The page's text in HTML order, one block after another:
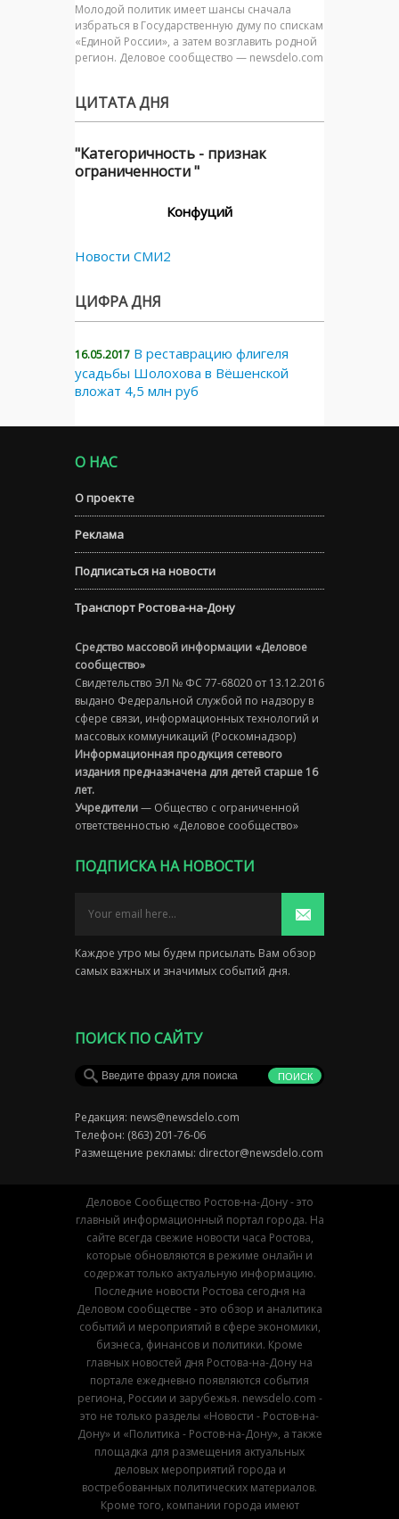
Молодой политик имеет шансы сначала
избраться в Государственную думу по спискам
«Единой России», а затем возглавить родной
регион. Деловое сообщество — newsdelo.com
ЦИТАТА ДНЯ
"Категоричность - признак
ограниченности "
Конфуций
Новости СМИ2
ЦИФРА ДНЯ
16.05.2017 В реставрацию флигеля
усадьбы Шолохова в Вёшенской
вложат 4,5 млн руб
О НАС
О проекте
Реклама
Подписаться на новости
Транспорт Ростова-на-Дону
Средство массовой информации «Деловое
сообщество»
Свидетельство ЭЛ № ФС 77-68020 от 13.12.2016
выдано Федеральной службой по надзору в
сфере связи, информационных технологий и
массовых коммуникаций (Роскомнадзор)
Информационная продукция сетевого
издания предназначена для детей старше 16
лет.
Учредители— Общество с ограниченной
ответственностью «Деловое сообщество»
ПОДПИСКА НА НОВОСТИ
Каждое утро мы будем присылать Вам обзор
самых важных и значимых событий дня.
ПОИСК ПО САЙТУ
Редакция: news@newsdelo.com
Телефон: (863) 201-76-06
Размещение рекламы: director@newsdelo.com
Деловое Сообщество Ростов-на-Дону - это
главный информационный портал города. На
сайте всегда свежие новости часа Ростова,
которые обновляются в режиме онлайн и
содержат только актуальную информацию.
Последние новости Ростова сегодня на
Деловом сообществе - это обзор и аналитика
событий и мероприятий в сфере экономики,
бизнеса, финансов и политики. Кроме
главных новостей дня Ростова-на-Дону на
портале ежедневно появляются события
региона, России и зарубежья. newsdelo.com -
это не только разделы «Новости - Ростов-на-
Дону» и «Политика - Ростов-на-Дону», а также
площадка для размещения актуальных
деловых мероприятий города и
востребованных политических материалов.
Кроме того, компании города имеют